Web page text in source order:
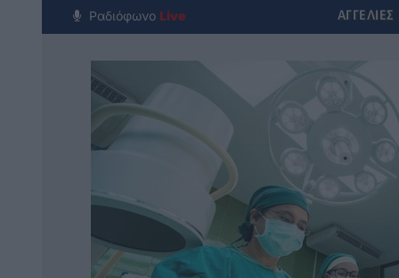
Around The
Ραδιόφωνο Live ΑΓΓΕΛΙΕΣ